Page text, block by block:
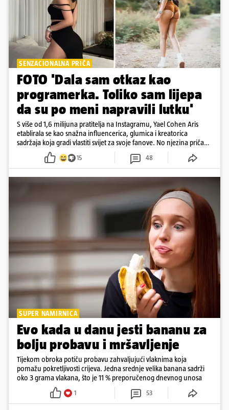
SENZACIONALNA PRIČA
FOTO 'Dala sam otkaz kao
programerka. Toliko sam lijepa
da su po meni napravili lutku'
S više od 1,6 milijuna pratitelja na Instagramu, Yael Cohen Aris
etablirala se kao snažna influencerica, glumica i kreatorica
sadržaja koja gradi vlastiti svijet za svoje fanove. No njezina priča
pokazuje da online slava dolazi i s neočekivanim izazovima
15 48
SUPER NAMIRNICA
Evo kada u danu jesti bananu za
bolju probavu i mršavljenje
Tijekom obroka potiču probavu zahvaljujući vlaknima koja
pomažu pokretljivosti crijeva. Jedna srednje velika banana sadrži
oko 3 grama vlakana, što je 11 % preporučenog dnevnog unosa
1 53